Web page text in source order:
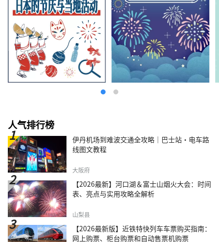
人气排行榜
伊丹机场到难波交通全攻略｜巴士站・电车路
线图文教程
大阪府
【2026最新】河口湖＆富士山烟火大会：时间
表、亮点与实用攻略全解析
山梨县
【2026最新版】近铁特快列车车票购买指南：
网上购票、柜台购票和自动售票机购票